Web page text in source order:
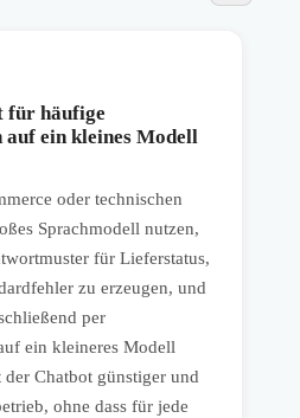
für häufige
auf ein kleines Modell
oder technischen
Sprachmodell nutzen,
für Lieferstatus,
zu erzeugen, und
per
ein kleineres Modell
Chatbot günstiger und
ohne dass für jede